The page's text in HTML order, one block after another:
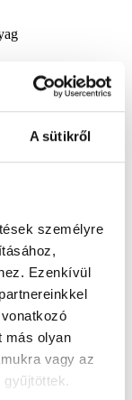
A sütikről
személyre
Ezenkívül
más olyan
vagy az